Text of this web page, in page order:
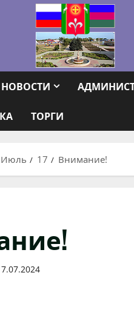
НОВОСТИ
ТОРГИ
Июль 17 Внимание!